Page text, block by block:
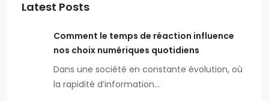
Latest Posts
Comment le temps de réaction influence
nos choix numériques quotidiens
Dans une société en constante évolution, où
la rapidité d’information…